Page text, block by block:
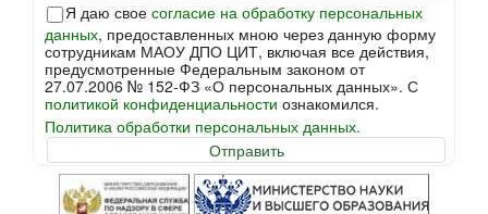
Я даю свое согласие на обработку персональных
данных, предоставленных мною через данную форму
сотрудникам МАОУ ДПО ЦИТ, включая все действия,
предусмотренные Федеральным законом от
27.07.2006 № 152-ФЗ «О персональных данных». С
политикой конфиденциальности ознакомился.
Политика обработки персональных данных.